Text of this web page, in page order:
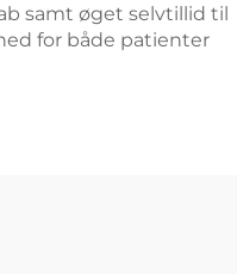
samt øget selvtillid til
for både patienter